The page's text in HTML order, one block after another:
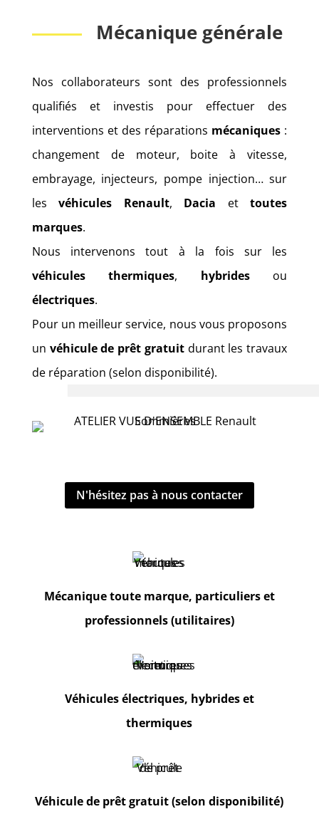
Mécanique générale
Nos collaborateurs sont des professionnels
qualifiés et investis pour effectuer des
interventions et des réparations mécaniques :
changement de moteur, boite à vitesse,
embrayage, injecteurs, pompe injection… sur
lesvéhicules Renault, Dacia ettoutes
marques.
Nous intervenons tout à la fois sur les
véhicules thermiques, hybridesou
électriques.
Pour un meilleur service, nous vous proposons
un véhicule de prêt gratuitdurant les travaux
de réparation (selon disponibilité).
N'hésitez pas à nous contacter
Mécanique toute marque, particuliers et
professionnels (utilitaires)
Véhicules électriques, hybrides et
thermiques
Véhicule de prêt gratuit (selon disponibilité)